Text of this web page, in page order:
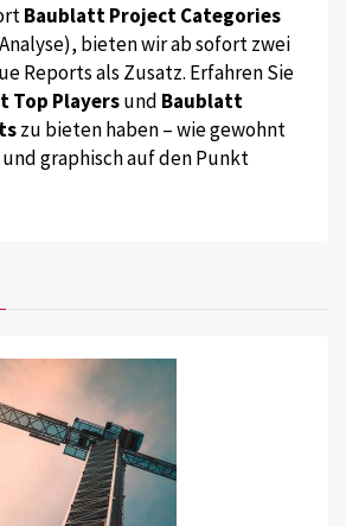
Baublatt Project Categories
bieten wir ab sofort zwei
Reports als Zusatz. Erfahren Sie
Top Playersund Baublatt
zu bieten haben – wie gewohnt
graphisch auf den Punkt